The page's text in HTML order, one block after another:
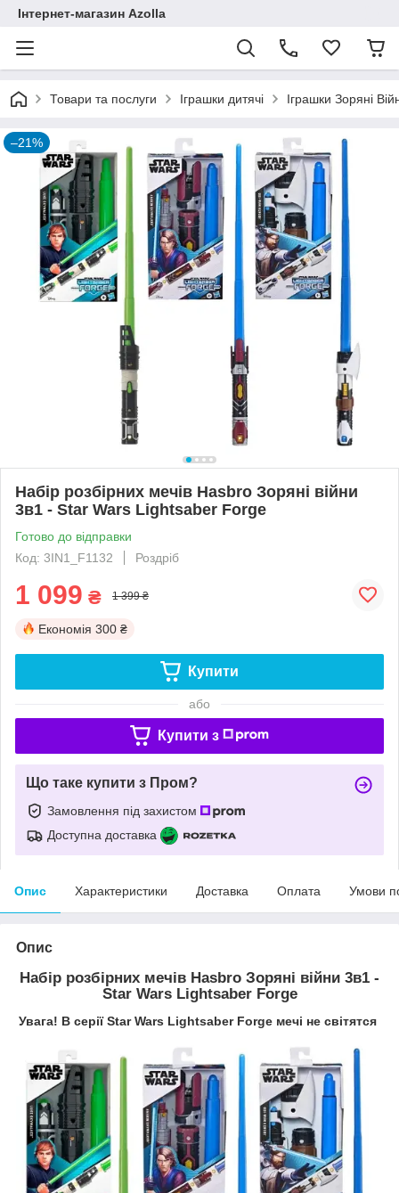
Інтернет-магазин Azolla
Товари та послуги Іграшки дитячі Іграшки Зоряні
–21%
Набір розбірних мечів Hasbro Зоряні війни
3в1 - Star Wars Lightsaber Forge
Готово до відправки
Код: 3IN1_F1132
Роздріб
1 099 ₴ 1 399 ₴
Економія 300 ₴
Купити
або
Купити з
Що таке купити з Пром?
Замовлення під захистом
Доступна доставка
Опис Характеристики Доставка Оплата Умови
Опис
Набір розбірних мечів Hasbro Зоряні війни 3в1 -
Star Wars Lightsaber Forge
Увага! В серії Star Wars Lightsaber Forge мечі не світятся